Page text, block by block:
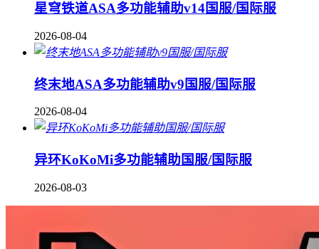
星穹铁道ASA多功能辅助v14国服/国际服
2026-08-04
终末地ASA多功能辅助v9国服/国际服
2026-08-04
异环KoKoMi多功能辅助国服/国际服
2026-08-03